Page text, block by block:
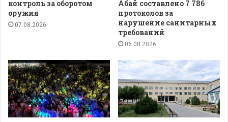
контроль за оборотом
оружия
07.08.2026
Абай составлено 7 786
протоколов за
нарушение санитарных
требований
06.08.2026